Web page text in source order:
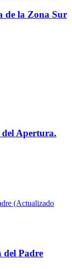
de la Zona Sur
del Apertura.
del Padre